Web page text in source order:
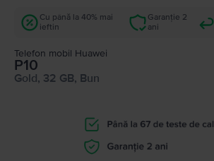
Cu până la 40% mai
ieftin
Garanție 2
ani
Telefon mobil Huawei
P10
Gold, 32 GB, Bun